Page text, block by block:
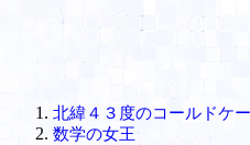
北緯４３度のコールドケ
数学の女王